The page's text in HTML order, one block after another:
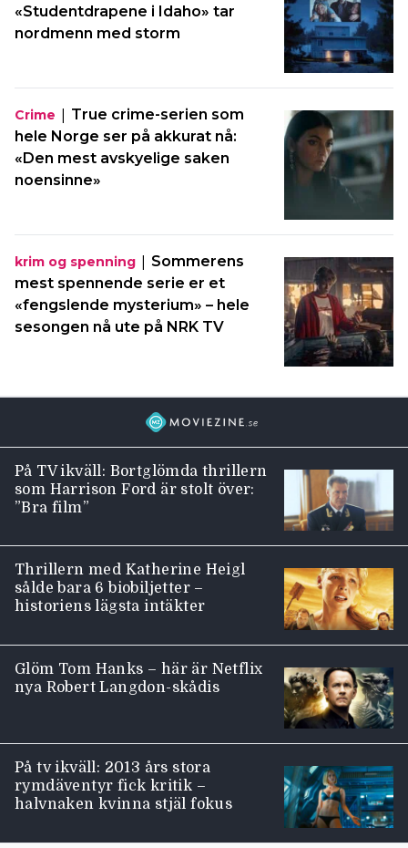
«Studentdrapene i Idaho» tar
nordmenn med storm
Crime | True crime-serien som
hele Norge ser på akkurat nå:
«Den mest avskyelige saken
noensinne»
krim og spenning | Sommerens
mest spennende serie er et
«fengslende mysterium» – hele
sesongen nå ute på NRK TV
På TV ikväll: Bortglömda thrillern
som Harrison Ford är stolt över:
”Bra film”
Thrillern med Katherine Heigl
sålde bara 6 biobiljetter –
historiens lägsta intäkter
Glöm Tom Hanks – här är Netflix
nya Robert Langdon-skådis
På tv ikväll: 2013 års stora
rymdäventyr fick kritik –
halvnaken kvinna stjäl fokus